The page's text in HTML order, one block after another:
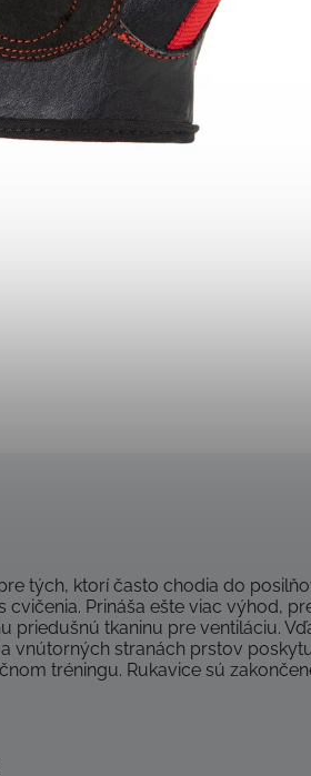
tých, ktorí často chodia do
cvičenia. Prináša ešte viac výhod,
priedušnú tkaninu pre ventiláciu.
vnútorných stranách prstov
tréningu. Rukavice sú